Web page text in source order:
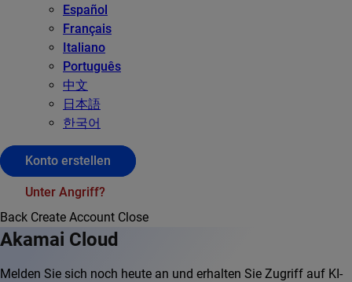
Español
Français
Italiano
Português
中文
日本語
한국어
Konto erstellen
Unter Angriff?
Back Create Account Close
Akamai Cloud
Melden Sie sich noch heute an und erhalten Sie Zugriff auf KI-